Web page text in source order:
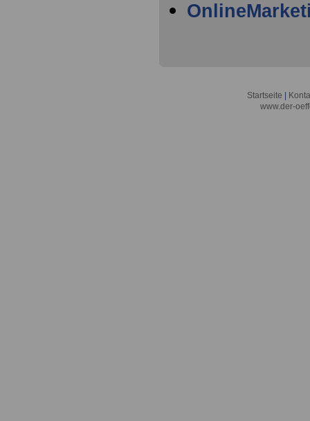
Startseite
www.der-